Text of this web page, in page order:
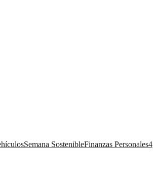
Semana SostenibleFinanzas Personales4